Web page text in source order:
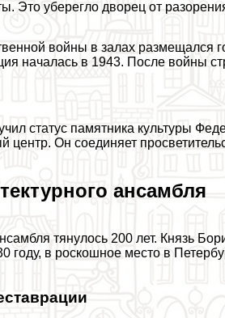
Это уберегло дворец от
войны в залах размещался
началась в 1943. После войны
статус памятника культуры
центр. Он соединяет
ансамбля
тянулось 200 лет. Князь
году, в роскошное место в